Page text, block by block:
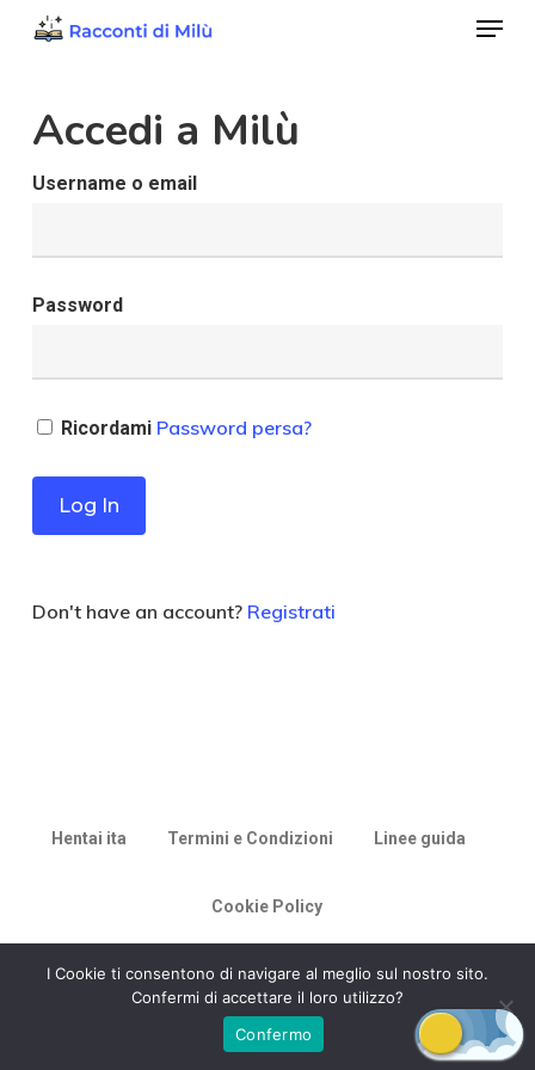
content
Menu
Accedi a Milù
Username o email
Password
Ricordami Password persa?
Don't have an account? Registrati
Hentai ita Termini e Condizioni Linee guida
Cookie Policy
© 2026 Racconti di Milù.
I Cookie ti consentono di navigare al meglio sul nostro sito.
Confermi di accettare il loro utilizzo?
Confermo